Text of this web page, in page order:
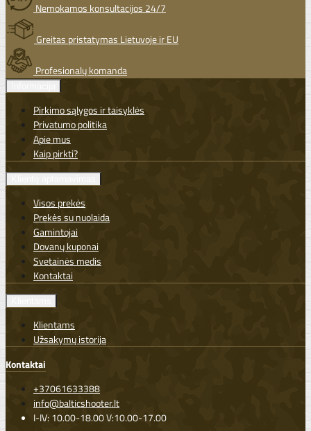
Nemokamos konsultacijos 24/7
Greitas pristatymas Lietuvoje ir EU
Profesionalų komanda
Pirkimo sąlygos ir taisyklės
Privatumo politika
Apie mus
Kaip pirkti?
Visos prekės
Prekės su nuolaida
Gamintojai
Dovanų kuponai
Svetainės medis
Kontaktai
Klientams
Užsakymų istorija
Kontaktai
+37061633388
info@balticshooter.lt
I-IV: 10.00-18.00 V:10.00-17.00